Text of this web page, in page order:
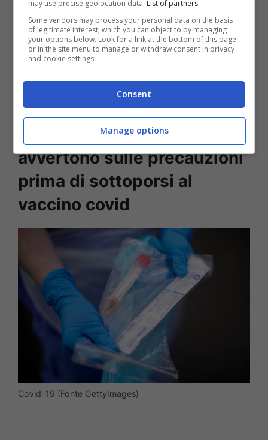
PER APPROFONDIRE CLICCA QUI>>>
Covid, la virologa la dice grossa: “E’
un’infezione opportunistica”
Le autorità sanitarie
avvertono sulle precauzioni
prima di sottoporsi al
vaccino covid
Covid-19 (Fonte GettyImages)
may use precise geolocation data. List of partners.
Some vendors may process your personal data on the basis
of legitimate interest, which you can object to by managing
your options below. Look for a link at the bottom of this page
or in the site menu to manage or withdraw consent in privacy
and cookie settings.
Consent
Manage options